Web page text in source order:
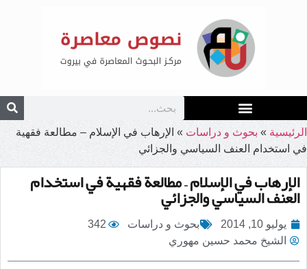
الرئيسية » بحوث و دراسات » الإرهاب في الإسلام – مطالعة فقهية
في استخدام العنف السياسي والجزائي
الإرهاب في الإسلام – مطالعة فقهية في استخدام
العنف السياسي والجزائي
يوليو 10, 2014 بحوث و دراسات
342
الشيخ محمد حسين مهوري